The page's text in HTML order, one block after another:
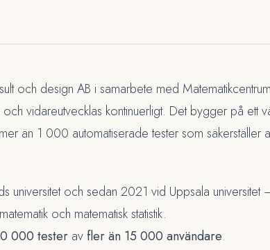
och design AB i samarbete med
vidareutvecklas kontinuerligt. Det bygger på ett
än 1 000 automatiserade tester som säkerställer
universitet och sedan 2021 vid Uppsala universitet
och matematisk statistik.
000 tester avfler än 15 000 användare.